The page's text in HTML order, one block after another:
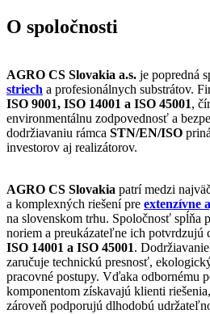
O spoločnosti
AGRO CS Slovakia a.s. je popredná
striech a profesionálnych substrátov.
ISO 9001, ISO 14001 a ISO 45001,
environmentálnu zodpovednosť a
dodržiavaniu rámca STN/EN/ISO
investorov aj realizátorov.
AGRO CS Slovakia patrí medzi
a komplexných riešení pre extenzívne
na slovenskom trhu. Spoločnosť spĺňa
noriem a preukázateľne ich potvrdzujú
ISO 14001 a ISO 45001.
zaručuje technickú presnosť,
pracovné postupy. Vďaka odbornému
komponentom získavajú klienti
zároveň podporujú dlhodobú